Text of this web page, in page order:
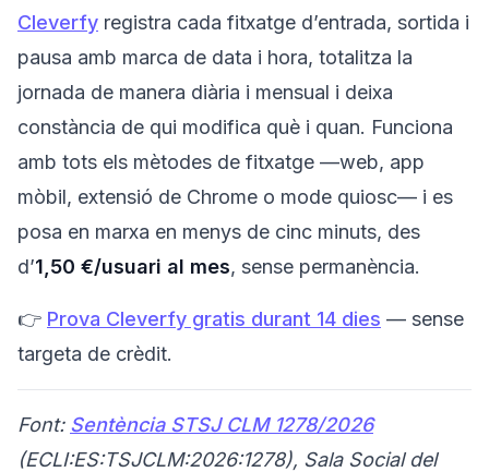
Cleverfy registra cada fitxatge d’entrada, sortida i
pausa amb marca de data i hora, totalitza la
jornada de manera diària i mensual i deixa
constància de qui modifica què i quan. Funciona
amb tots els mètodes de fitxatge —web, app
mòbil, extensió de Chrome o mode quiosc— i es
posa en marxa en menys de cinc minuts, des
d’1,50 €/usuari al mes, sense permanència.
👉 Prova Cleverfy gratis durant 14 dies — sense
targeta de crèdit.
Font: Sentència STSJ CLM 1278/2026
(ECLI:ES:TSJCLM:2026:1278), Sala Social del